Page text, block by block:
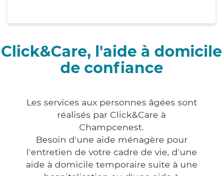
Click&Care, l'aide à domicile
de confiance
Les services aux personnes âgées sont
réalisés par Click&Care à
Champcenest.
Besoin d'une aide ménagère pour
l'entretien de votre cadre de vie, d'une
aide à domicile temporaire suite à une